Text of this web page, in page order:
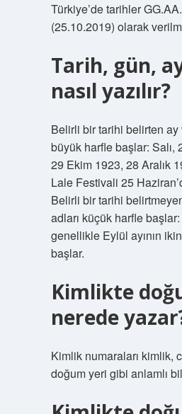
Türkiye’de tarihler
(25.10.2019) olarak
Tarih, gün,
nasıl yazılır?
Belirli bir tarihi belirten ay
büyük harfle başlar: Salı,
29 Ekim 1923, 28 Aralık
Lale Festivali 25
Belirli bir tarihi
adları küçük harfle
genellikle Eylül ayının
başlar.
Kimlikte
nerede
Kimlik numaraları kimlik,
doğum yeri gibi anlamlı